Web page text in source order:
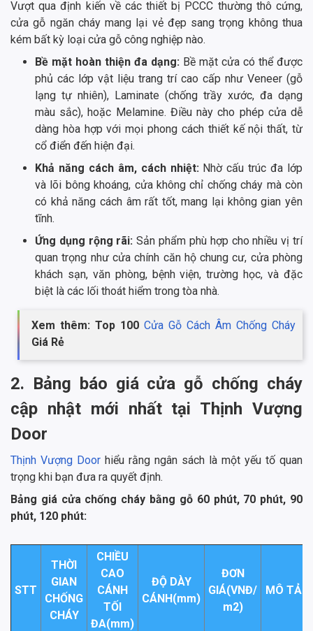
Vượt qua định kiến về các thiết bị PCCC thường thô cứng,
cửa gỗ ngăn cháy mang lại vẻ đẹp sang trọng không thua
kém bất kỳ loại cửa gỗ công nghiệp nào.
Bề mặt hoàn thiện đa dạng: Bề mặt cửa có thể được
phủ các lớp vật liệu trang trí cao cấp như Veneer (gỗ
lạng tự nhiên), Laminate (chống trầy xước, đa dạng
màu sắc), hoặc Melamine. Điều này cho phép cửa dễ
dàng hòa hợp với mọi phong cách thiết kế nội thất, từ
cổ điển đến hiện đại.
Khả năng cách âm, cách nhiệt: Nhờ cấu trúc đa lớp
và lõi bông khoáng, cửa không chỉ chống cháy mà còn
có khả năng cách âm rất tốt, mang lại không gian yên
tĩnh.
Ứng dụng rộng rãi:Sản phẩm phù hợp cho nhiều vị trí
quan trọng như cửa chính căn hộ chung cư, cửa phòng
khách sạn, văn phòng, bệnh viện, trường học, và đặc
biệt là các lối thoát hiểm trong tòa nhà.
Xem thêm: Top 100 Cửa Gỗ Cách Âm Chống Cháy
Giá Rẻ
2. Bảng báo giá cửa gỗ chống cháy
cập nhật mới nhất tại Thịnh Vượng
Door
Thịnh Vượng Door hiểu rằng ngân sách là một yếu tố quan
trọng khi bạn đưa ra quyết định.
Bảng giá cửa chống cháy bằng gỗ 60 phút, 70 phút, 90
phút, 120 phút:
STT
THỜI
GIAN
CHỐNG
CHÁY
CHIỀU
CAO
CÁNH
TỐI
ĐA(mm)
ĐỘ DÀY
CÁNH(mm)
ĐƠN
GIÁ(VNĐ/
m2)
MÔ TẢ